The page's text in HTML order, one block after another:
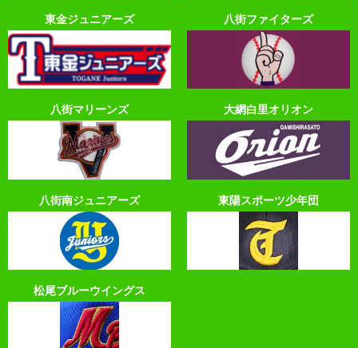
東金ジュニアーズ 八街ファイターズ
八街マリーンズ 大網白里オリオン
八街南ジュニアーズ 東陽スポーツ少年団
松尾ブルーウイングス